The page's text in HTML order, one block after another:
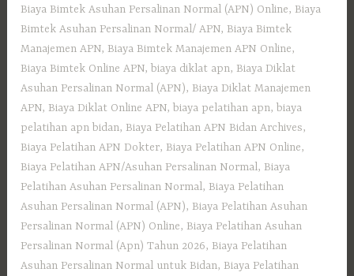
Biaya Bimtek Asuhan Persalinan Normal (APN) Online, Biaya
Bimtek Asuhan Persalinan Normal/ APN, Biaya Bimtek
Manajemen APN, Biaya Bimtek Manajemen APN Online,
Biaya Bimtek Online APN, biaya diklat apn, Biaya Diklat
Asuhan Persalinan Normal (APN), Biaya Diklat Manajemen
APN, Biaya Diklat Online APN, biaya pelatihan apn, biaya
pelatihan apn bidan, Biaya Pelatihan APN Bidan Archives,
Biaya Pelatihan APN Dokter, Biaya Pelatihan APN Online,
Biaya Pelatihan APN/Asuhan Persalinan Normal, Biaya
Pelatihan Asuhan Persalinan Normal, Biaya Pelatihan
Asuhan Persalinan Normal (APN), Biaya Pelatihan Asuhan
Persalinan Normal (APN) Online, Biaya Pelatihan Asuhan
Persalinan Normal (Apn) Tahun 2026, Biaya Pelatihan
Asuhan Persalinan Normal untuk Bidan, Biaya Pelatihan